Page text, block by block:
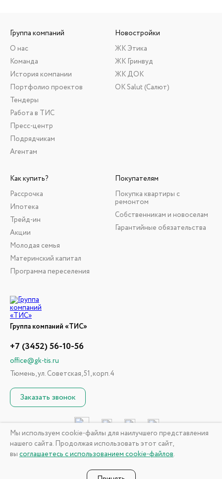
Группа компаний «ТИС»
+7 (3452) 56-10-56
office@gk-tis.ru
Тюмень, ул. Советская, 51, корп.4
Заказать звонок
Группа компаний
О нас
Команда
История компании
Портфолио проектов
Тендеры
Работа в ТИС
Пресс-центр
Подрядчикам
Агентам
Новостройки
ЖК Этика
ЖК Гринвуд
ЖК ДОК
ОК Salut (Салют)
Как купить?
Рассрочка
Ипотека
Трейд-ин
Акции
Молодая семья
Материнский капитал
Программа переселения
Покупателям
Покупка квартиры с
ремонтом
Собственникам и новоселам
Гарантийные обязательства
© 2026 ГК «ТИС». Информация, размещенная на сайте, не
является публичной офертой
Политика конфиденциальности
Мы используем cookie-файлы для наилучшего представления
нашего сайта. Продолжая использовать этот сайт,
вы соглашаетесь с использованием cookie-файлов.